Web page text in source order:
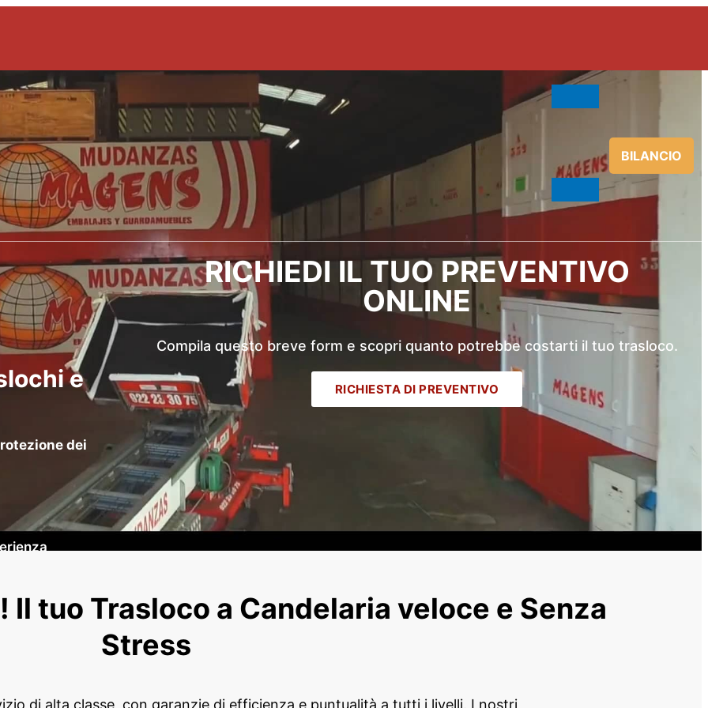
BILANCIO
e
dei
RICHIEDI IL TUO PREVENTIVO
ONLINE
Compila questo breve form e scopri quanto potrebbe costarti il ​​tuo trasloco.
RICHIESTA DI PREVENTIVO
tuo Trasloco a Candelaria veloce e Senza
Stress
di alta classe, con garanzie di efficienza e puntualità a tutti i livelli. I nostri